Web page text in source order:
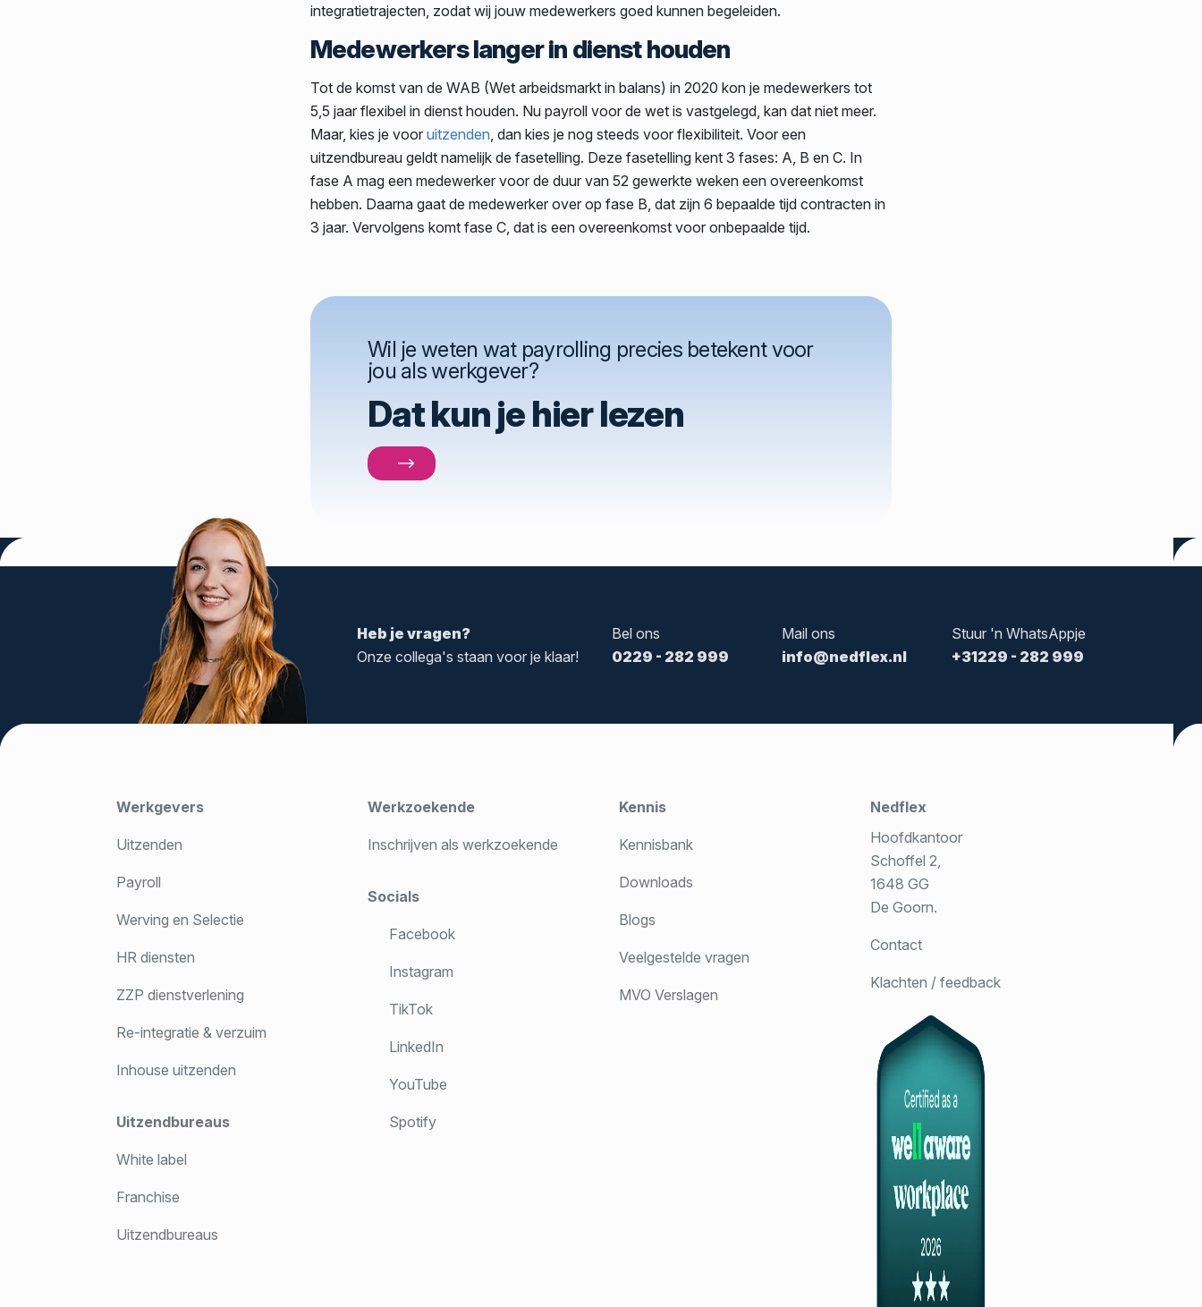
integratietrajecten, zodat wij jouw medewerkers goed kunnen begeleiden.
Medewerkers langer in dienst houden
Tot de komst van de WAB (Wet arbeidsmarkt in balans) in 2020 kon je medewerkers tot
5,5 jaar flexibel in dienst houden. Nu payroll voor de wet is vastgelegd, kan dat niet meer.
Maar, kies je voor uitzenden , dan kies je nog steeds voor flexibiliteit. Voor een
uitzendbureau geldt namelijk de fasetelling. Deze fasetelling kent 3 fases: A, B en C. In
fase A mag een medewerker voor de duur van 52 gewerkte weken een overeenkomst
hebben. Daarna gaat de medewerker over op fase B, dat zijn 6 bepaalde tijd contracten in
3 jaar. Vervolgens komt fase C, dat is een overeenkomst voor onbepaalde tijd.
Wil je weten wat payrolling precies betekent voor
jou als werkgever?
Dat kun je hier lezen
medewerkers,Payrollen
Heb je vragen?
Onze collega's staan voor je klaar!
Bel ons
0229 - 282 999
Mail ons
info@nedflex.nl
Stuur 'n WhatsAppje
+31229 - 282 999
Werkgevers
Uitzenden
Payroll
Werving en Selectie
HR diensten
ZZP dienstverlening
Re-integratie & verzuim
Inhouse uitzenden
Uitzendbureaus
White label
Franchise
Uitzendbureaus
Werkzoekende
Inschrijven als werkzoekende
Socials
Facebook
Instagram
TikTok
LinkedIn
YouTube
Spotify
Kennis
Kennisbank
Downloads
Blogs
Veelgestelde vragen
MVO Verslagen
Nedflex
Hoofdkantoor
Schoffel 2,
1648 GG
De Goorn.
Contact
Klachten / feedback